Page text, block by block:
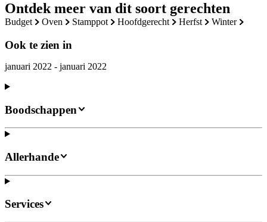
Ontdek meer van dit soort gerechten
budget oven stamppot hoofdgerecht herfst winter
Ook te zien in
januari 2022 - januari 2022
Boodschappen
Allerhande
Services